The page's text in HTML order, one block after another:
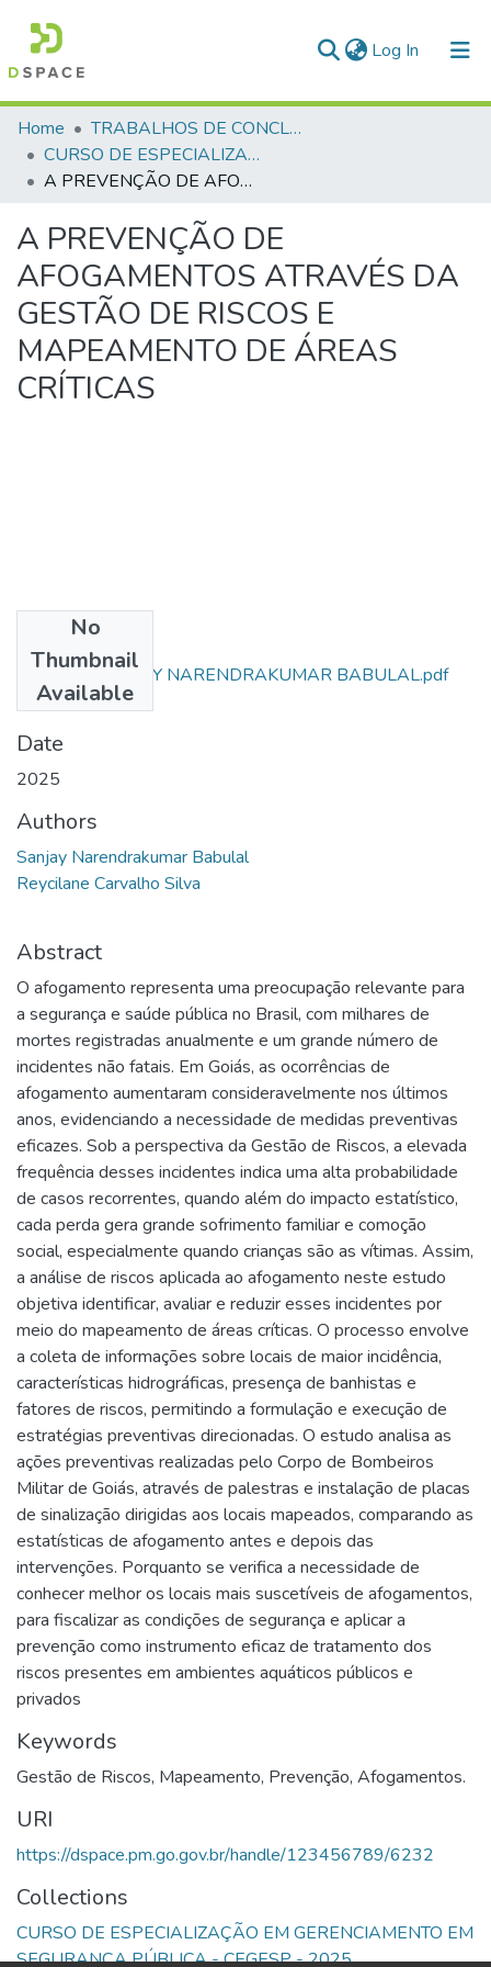
Log In (current)
Communities & Collections
All of DSpace
Home
TRABALHOS DE CONCLUSÃO DE CURSO - CEGESP (CURSO DE ESPECIALIZAÇÃO EM GERENCIAMENTO EM SEGURANÇA PÚBLICA)
CURSO DE ESPECIALIZAÇÃO EM GERENCIAMENTO EM SEGURANÇA PÚBLICA - CEGESP - 2025
A PREVENÇÃO DE AFOGAMENTOS ATRAVÉS DA GESTÃO DE RISCOS E MAPEAMENTO DE ÁREAS CRÍTICAS
A PREVENÇÃO DE
AFOGAMENTOS ATRAVÉS DA
GESTÃO DE RISCOS E
MAPEAMENTO DE ÁREAS
CRÍTICAS
No
Thumbnail
Available
ARTIGO - SANJAY NARENDRAKUMAR BABULAL.pdf
(2.31 MB)
Date
2025
Authors
Sanjay Narendrakumar Babulal
Reycilane Carvalho Silva
Abstract
O afogamento representa uma preocupação relevante para
a segurança e saúde pública no Brasil, com milhares de
mortes registradas anualmente e um grande número de
incidentes não fatais. Em Goiás, as ocorrências de
afogamento aumentaram consideravelmente nos últimos
anos, evidenciando a necessidade de medidas preventivas
eficazes. Sob a perspectiva da Gestão de Riscos, a elevada
frequência desses incidentes indica uma alta probabilidade
de casos recorrentes, quando além do impacto estatístico,
cada perda gera grande sofrimento familiar e comoção
social, especialmente quando crianças são as vítimas. Assim,
a análise de riscos aplicada ao afogamento neste estudo
objetiva identificar, avaliar e reduzir esses incidentes por
meio do mapeamento de áreas críticas. O processo envolve
a coleta de informações sobre locais de maior incidência,
características hidrográficas, presença de banhistas e
fatores de riscos, permitindo a formulação e execução de
estratégias preventivas direcionadas. O estudo analisa as
ações preventivas realizadas pelo Corpo de Bombeiros
Militar de Goiás, através de palestras e instalação de placas
de sinalização dirigidas aos locais mapeados, comparando as
estatísticas de afogamento antes e depois das
intervenções. Porquanto se verifica a necessidade de
conhecer melhor os locais mais suscetíveis de afogamentos,
para fiscalizar as condições de segurança e aplicar a
prevenção como instrumento eficaz de tratamento dos
riscos presentes em ambientes aquáticos públicos e
privados
Keywords
Gestão de Riscos, Mapeamento, Prevenção, Afogamentos.
URI
https://dspace.pm.go.gov.br/handle/123456789/6232
Collections
CURSO DE ESPECIALIZAÇÃO EM GERENCIAMENTO EM
SEGURANÇA PÚBLICA - CEGESP - 2025